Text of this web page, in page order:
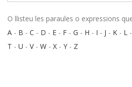
O llisteu les paraules o expressions
A - B - C - D - E - F - G - H - I - J - K - L -
T - U - V- W - X - Y - Z